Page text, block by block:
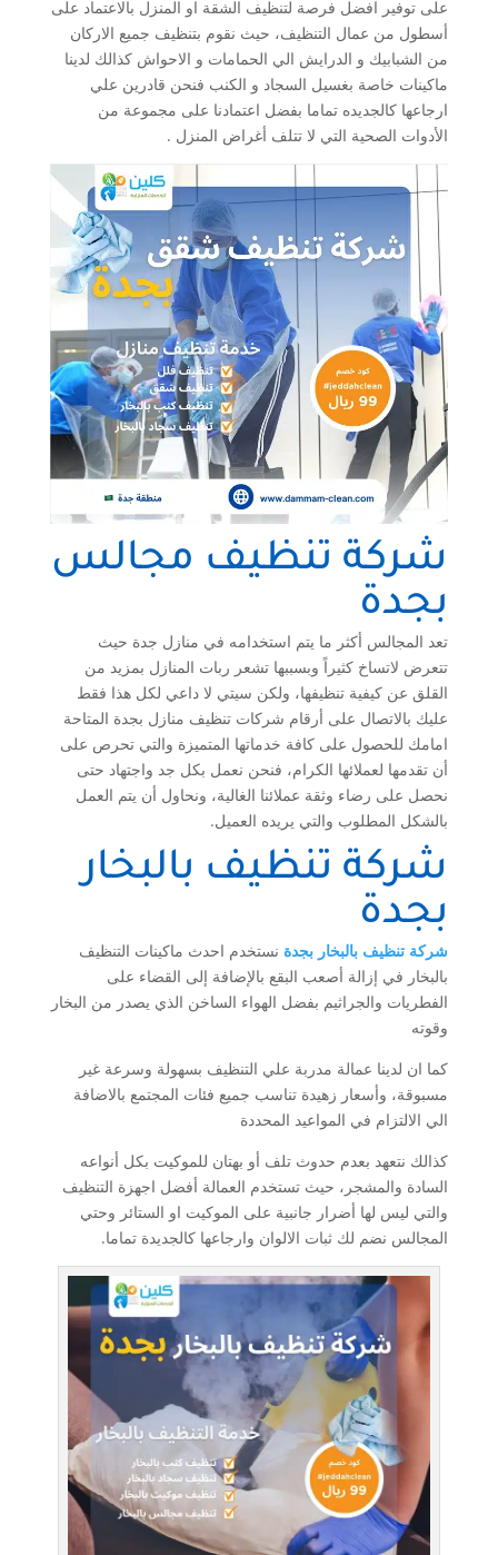
على توفير افضل فرصة لتنظيف الشقة او المنزل بالاعتماد على
أسطول من عمال التنظيف، حيث نقوم بتنظيف جميع الاركان
من الشبابيك و الدرايش الي الحمامات و الاحواش كذالك لدينا
ماكينات خاصة بغسيل السجاد و الكنب فنحن قادرين علي
ارجاعها كالجديده تماما بفضل اعتمادنا على مجموعة من
الأدوات الصحية التي لا تتلف أغراض المنزل .
شركة تنظيف مجالس
بجدة
تعد المجالس أكثر ما يتم استخدامه في منازل جدة حيث
تتعرض لاتساخ كثيراً وبسببها تشعر ربات المنازل بمزيد من
القلق عن كيفية تنظيفها، ولكن سيتي لا داعي لكل هذا فقط
عليك بالاتصال على أرقام شركات تنظيف منازل بجدة المتاحة
امامك للحصول على كافة خدماتها المتميزة والتي تحرص على
أن تقدمها لعملائها الكرام، فنحن نعمل بكل جد واجتهاد حتى
نحصل على رضاء وثقة عملائنا الغالية، ونحاول أن يتم العمل
بالشكل المطلوب والتي يريده العميل.
شركة تنظيف بالبخار
بجدة
شركة تنظيف بالبخار بجدة نستخدم احدث ماكينات التنظيف
بالبخار في إزالة أصعب البقع بالإضافة إلى القضاء على
الفطريات والجراثيم بفضل الهواء الساخن الذي يصدر من البخار
وقوته
كما ان لدينا عمالة مدربة علي التنظيف بسهولة وسرعة غير
مسبوقة، وأسعار زهيدة تناسب جميع فئات المجتمع بالاضافة
الي الالتزام في المواعيد المحددة
كذالك نتعهد بعدم حدوث تلف أو بهتان للموكيت بكل أنواعه
السادة والمشجر، حيث تستخدم العمالة أفضل اجهزة التنظيف
والتي ليس لها أضرار جانبية على الموكيت او الستائر وحتي
المجالس نضم لك ثبات الالوان وارجاعها كالجديدة تماما.